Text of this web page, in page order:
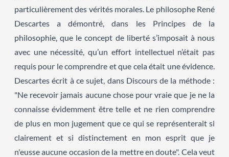
particulièrement des vérités morales. Le philosophe René
Descartes a démontré, dans les Principes de la
philosophie, que le concept de liberté s’imposait à nous
avec une nécessité, qu’un effort intellectuel n’était pas
requis pour le comprendre et que cela était une évidence.
Descartes écrit à ce sujet, dans Discours de la méthode :
"Ne recevoir jamais aucune chose pour vraie que je ne la
connaisse évidemment être telle et ne rien comprendre
de plus en mon jugement que ce qui se représenterait si
clairement et si distinctement en mon esprit que je
n'eusse aucune occasion de la mettre en doute". Cela veut